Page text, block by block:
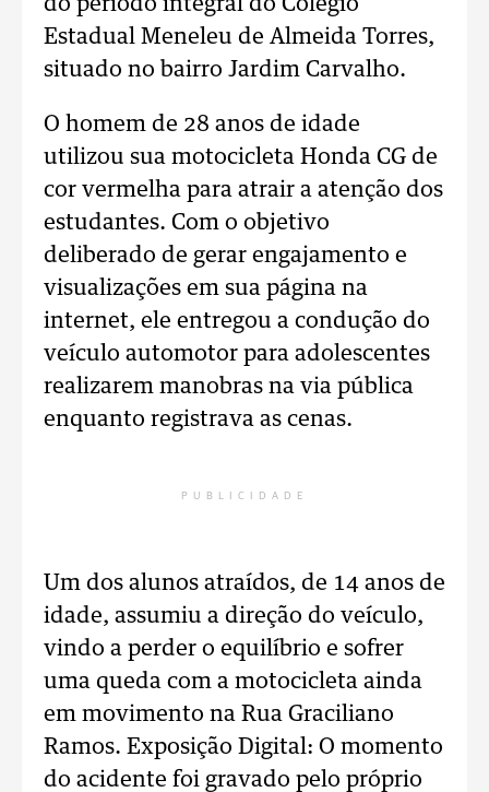
do período integral do Colégio
Estadual Meneleu de Almeida Torres,
situado no bairro Jardim Carvalho.
O homem de 28 anos de idade
utilizou sua motocicleta Honda CG de
cor vermelha para atrair a atenção dos
estudantes. Com o objetivo
deliberado de gerar engajamento e
visualizações em sua página na
internet, ele entregou a condução do
veículo automotor para adolescentes
realizarem manobras na via pública
enquanto registrava as cenas.
PUBLICIDADE
Um dos alunos atraídos, de 14 anos de
idade, assumiu a direção do veículo,
vindo a perder o equilíbrio e sofrer
uma queda com a motocicleta ainda
em movimento na Rua Graciliano
Ramos. Exposição Digital: O momento
do acidente foi gravado pelo próprio